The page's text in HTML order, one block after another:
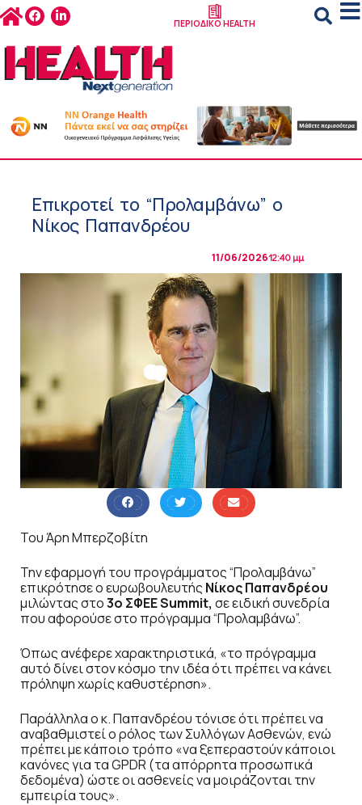
ΠΕΡΙΟΔΙΚΟ HEALTH
Επικροτεί το “Προλαμβάνω” ο
Νίκος Παπανδρέου
11/06/202612:40 μμ
Του Άρη Μπερζοβίτη
Την εφαρμογή του προγράμματος “Προλαμβάνω”
επικρότησε o ευρωβουλευτής Νίκος Παπανδρέου
μιλώντας στο3ο ΣΦΕΕ Summit, σε ειδική συνεδρία
που αφορούσε στο πρόγραμμα “Προλαμβάνω”.
Όπως ανέφερε χαρακτηριστικά, «το πρόγραμμα
αυτό δίνει στον κόσμο την ιδέα ότι πρέπει να κάνει
πρόληψη χωρίς καθυστέρηση».
Παράλληλα ο κ. Παπανδρέου τόνισε ότι πρέπει να
αναβαθμιστεί ο ρόλος των Συλλόγων Ασθενών, ενώ
πρέπει με κάποιο τρόπο «να ξεπεραστούν κάποιοι
κανόνες για τα GPDR (τα απόρρητα προσωπικά
δεδομένα) ώστε οι ασθενείς να μοιράζονται την
εμπειρία τους».